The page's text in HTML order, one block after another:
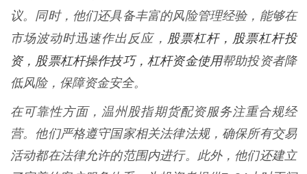
议。同时，他们还具备丰富的风险管理经验，能够在
市场波动时迅速作出反应， 股票杠杆，股票杠杆投
资，股票杠杆操作技巧，杠杆资金使用帮助投资者降
低风险，保障资金安全。
在可靠性方面，温州股指期货配资服务注重合规经
营。他们严格遵守国家相关法律法规，确保所有交易
活动都在法律允许的范围内进行。此外，他们还建立